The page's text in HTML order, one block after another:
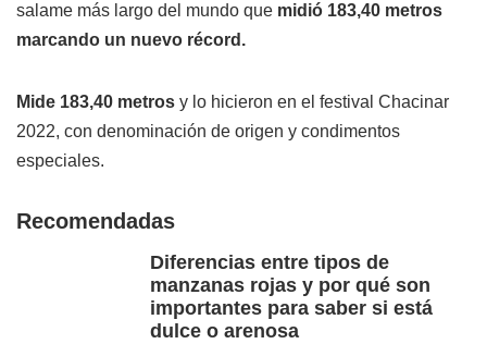
salame más largo del mundo que midió 183,40 metros
marcando un nuevo récord.
Mide 183,40 metros y lo hicieron en el festival Chacinar
2022, con denominación de origen y condimentos
especiales.
Recomendadas
Diferencias entre tipos de
manzanas rojas y por qué son
importantes para saber si está
dulce o arenosa